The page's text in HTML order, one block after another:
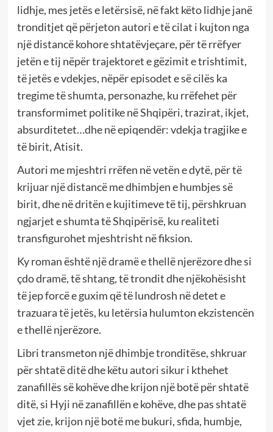
lidhje, mes jetës e letërsisë, në fakt këto lidhje janë
tronditjet që përjeton autori e të cilat i kujton nga
një distancë kohore shtatëvjeçare, për të rrëfyer
jetën e tij nëpër trajektoret e gëzimit e trishtimit,
të jetës e vdekjes, nëpër episodet e së cilës ka
tregime të shumta, personazhe, ku rrëfehet për
transformimet politike në Shqipëri, trazirat, ikjet,
absurditetet…dhe në epiqendër: vdekja tragjike e
të birit, Atisit.
Autori me mjeshtri rrëfen në vetën e dytë, për të
krijuar një distancë me dhimbjen e humbjes së
birit, dhe në dritën e kujitimeve të tij, përshkruan
ngjarjet e shumta të Shqipërisë, ku realiteti
transfigurohet mjeshtrisht në fiksion.
Ky roman është një dramë e thellë njerëzore dhe si
çdo dramë, të shtang, të trondit dhe njëkohësisht
të jep forcë e guxim që të lundrosh në detet e
trazuara të jetës, ku letërsia hulumton ekzistencën
e thellë njerëzore.
Libri transmeton një dhimbje tronditëse, shkruar
për shtatë ditë dhe këtu autori sikur i kthehet
zanafillës së kohëve dhe krijon një botë për shtatë
ditë, si Hyji në zanafillën e kohëve, dhe pas shtatë
vjet zie, krijon një botë me bukuri, sfida, humbje,